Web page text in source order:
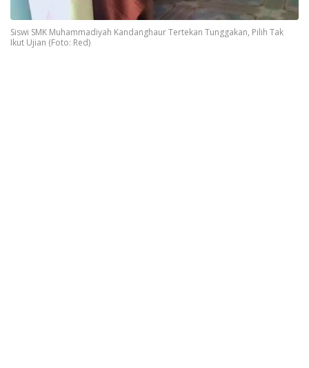
Siswi SMK Muhammadiyah Kandanghaur Tertekan Tunggakan, Pilih Tak
Ikut Ujian (Foto: Red)